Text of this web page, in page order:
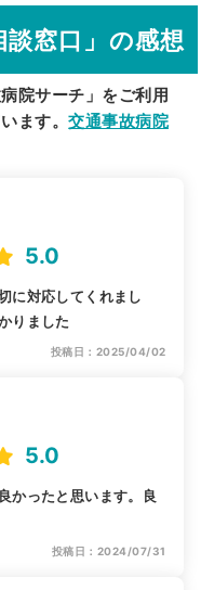
院名から探す
談窓口」の感想
院サーチ」をご利用
ます。交通事故病院
5.0
に対応してくれまし
りました
投稿日：2025/04/02
5.0
かったと思います。良
投稿日：2024/07/31